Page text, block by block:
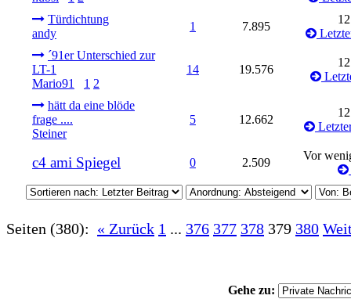
Türdichtung
andy
1 7.895
´91er Unterschied zur
LT-1
Mario91
1 2
14 19.576
hätt da eine blöde
frage ....
Steiner
5 12.662
c4 ami Spiegel 0 2.509
Vor
Seiten (380): « Zurück 1 ... 376 377 378 379 380
Gehe zu: